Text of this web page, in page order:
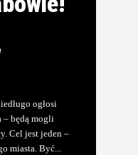
ogłosi
– będą mogli
Cel jest jeden –
miasta. Być